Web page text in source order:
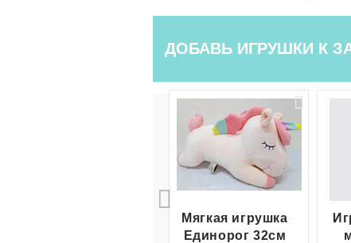
ДОБАВЬ ИГРУШКИ К
Мягкая игрушка
Единорог 32см